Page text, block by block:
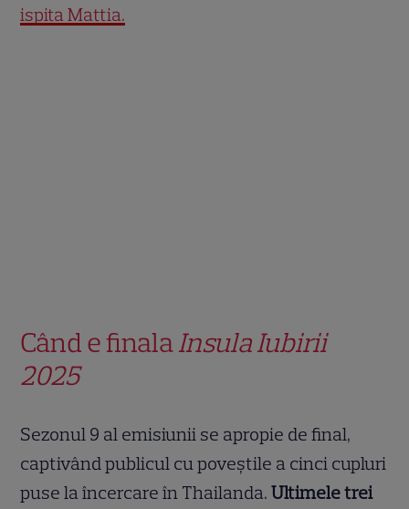
ispita Mattia.
Când e finalaInsula Iubirii
2025
Sezonul 9 al emisiunii se apropie de final,
captivând publicul cu poveștile a cinci cupluri
puse la încercare în Thailanda.Ultimele trei